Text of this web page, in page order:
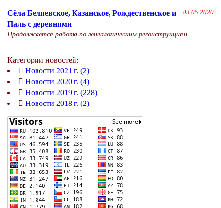
03.05.2020
Сёла Беляевское, Казанское, Рождественское и
Паль с деревнями
Продолжается работа по генеалогическим реконструкциям
Категории новостей:
Новости 2021 г. (2)
Новости 2020 г. (4)
Новости 2019 г. (228)
Новости 2018 г. (2)